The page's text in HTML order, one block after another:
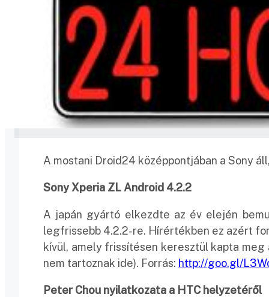
A mostani Droid24 középpontjában a Sony
Sony Xperia ZL Android 4.2.2
A japán gyártó elkezdte az év elején
legfrissebb 4.2.2-re. Hírértékben ez azért
kívül, amely frissítésen keresztül kapta
nem tartoznak ide). Forrás: http://goo.gl/
Peter Chou nyilatkozata a HTC helyzetéről